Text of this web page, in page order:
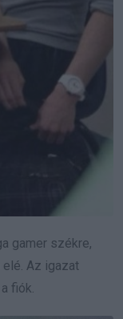
gamer székre,
Az igazat
fiók.